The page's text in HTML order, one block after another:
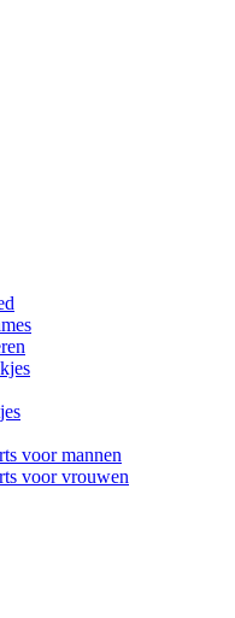
voor mannen
voor vrouwen